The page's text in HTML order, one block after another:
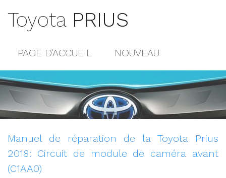
Toyota PRIUS
PAGE D'ACCUEIL NOUVEAU
POPULAIRE
CONTACTS
Manuel de réparation de la Toyota Prius
2018: Circuit de module de caméra avant
(C1AA0)